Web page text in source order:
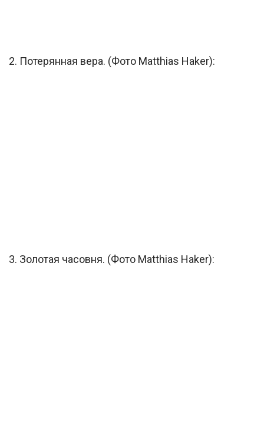
2. Потерянная вера. (Фото Matthias Haker):
3. Золотая часовня. (Фото Matthias Haker):